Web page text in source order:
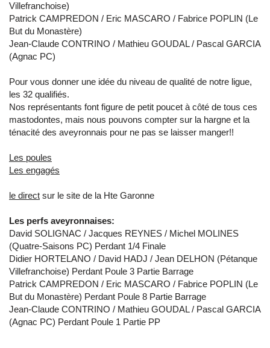
Villefranchoise)
Patrick CAMPREDON / Eric MASCARO / Fabrice POPLIN (Le
But du Monastère)
Jean-Claude CONTRINO / Mathieu GOUDAL / Pascal GARCIA
(Agnac PC)
Pour vous donner une idée du niveau de qualité de notre ligue,
les 32 qualifiés.
Nos représentants font figure de petit poucet à côté de tous ces
mastodontes, mais nous pouvons compter sur la hargne et la
ténacité des aveyronnais pour ne pas se laisser manger!!
Les poules
Les engagés
le direct sur le site de la Hte Garonne
Les perfs aveyronnaises:
David SOLIGNAC / Jacques REYNES / Michel MOLINES
(Quatre-Saisons PC) Perdant 1/4 Finale
Didier HORTELANO / David HADJ / Jean DELHON (Pétanque
Villefranchoise) Perdant Poule 3 Partie Barrage
Patrick CAMPREDON / Eric MASCARO / Fabrice POPLIN (Le
But du Monastère) Perdant Poule 8 Partie Barrage
Jean-Claude CONTRINO / Mathieu GOUDAL / Pascal GARCIA
(Agnac PC) Perdant Poule 1 Partie PP